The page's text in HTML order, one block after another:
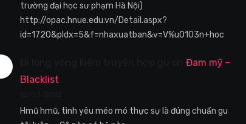
trường đại học sư phạm Hà Nội)
http://opac.hnue.edu.vn/Detail.aspx?
id=1720&pIdx=5&f=nhaxuatban&v=V%u0103n+hoc
onĐam mỹ –
Blacklist
Hmũ hmũ, tình yêu méo mó thực sự là đúng chuẩn gu